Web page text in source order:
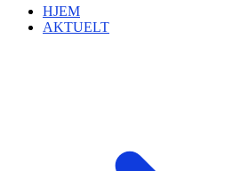
HJEM
AKTUELT